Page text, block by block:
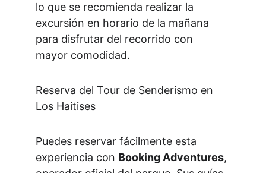
lo que se recomienda realizar la
excursión en horario de la mañana
para disfrutar del recorrido con
mayor comodidad.
Reserva del Tour de Senderismo en
Los Haitises
Puedes reservar fácilmente esta
experiencia con Booking Adventures,